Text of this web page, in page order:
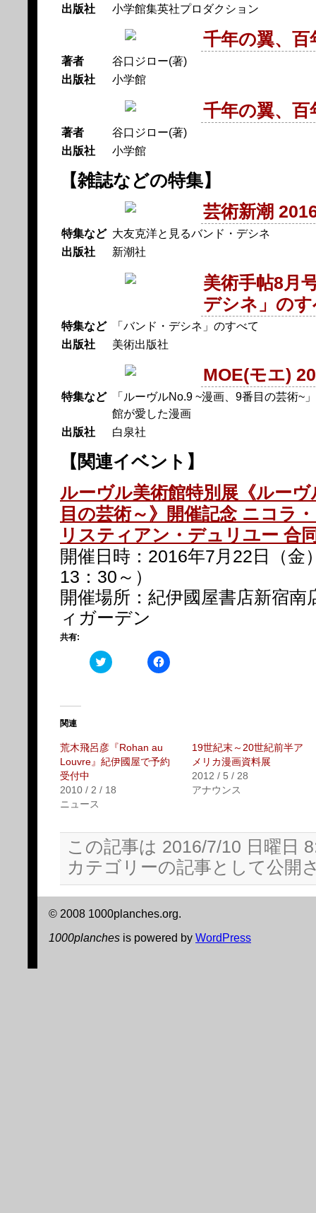
出版社 小学館集英社プロダクション
千年の翼、百
著者
谷口ジロー(著)
出版社
小学館
千年の翼、百
著者
谷口ジロー(著)
出版社
小学館
【雑誌などの特集】
芸術新潮
特集など 大友克洋と見るバンド・デシネ
出版社
新潮社
美術手帖8月
デシネ」の
特集など
「バンド・デシネ」のすべて
出版社
美術出版社
MOE(モエ)
特集など
「ルーヴルNo.9 ~漫画、9番目の芸術~
館が愛した漫画
出版社
白泉社
【関連イベント】
ルーヴル美術館特別展《ルー
目の芸術～》開催記念 ニコラ
リスティアン・デュリユー 合
開催日時：2016年7月22日（金
13：30～）
開催場所：紀伊國屋書店新宿
ィガーデン
共有:
ク
リ
有
(新
し
い
ィ
ン
開
き
ま
す)
Facebook
で
ク
し
し
い
ウ
ィ
ン
ウ
で
き
す)
関連
荒木飛呂彦『Rohan au
Louvre』紀伊國屋で予約
受付中
2010 / 2 / 18
ニュース
19世紀末～20世紀前半ア
メリカ漫画資料展
2012 / 5 / 28
アナウンス
この記事は 2016/7/10 日曜日
カテゴリーの記事として公開
© 2008 1000planches.org.
1000planches is powered by WordPress